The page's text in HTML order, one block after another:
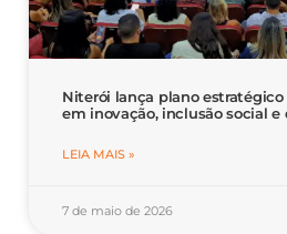
Niterói lança plano
em inovação, inclusão social
LEIA MAIS »
7 de maio de 2026